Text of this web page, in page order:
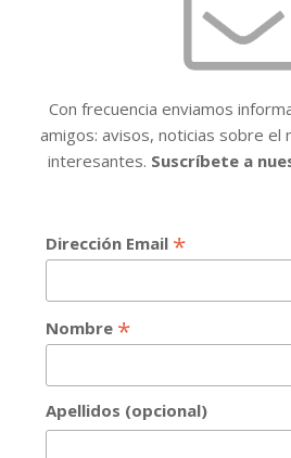
Con frecuencia enviamos
amigos: avisos, noticias sobre el
interesantes. Suscríbete a
Dirección Email *
Nombre *
Apellidos (opcional)